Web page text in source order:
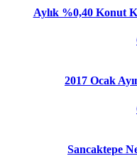
Aylık %0,40 Konut
2017 Ocak
Sancaktepe